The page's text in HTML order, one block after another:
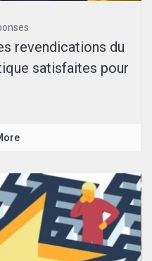
revendications du
satisfaites pour